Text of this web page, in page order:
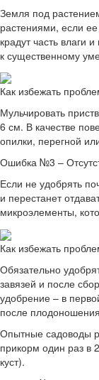
Земля под
растениями, если
крадут часть влаги
к существенному
Как избежать
Мульчировать
6 см. В качестве
опилки, перегной
Ошибка №3 –
Если не удобрять
и перестанет
микроэлементы,
Как избежать
Обязательно
завязей и после
удобрение – в
после
Опытные садоводы
прикорм один раз в
куст).